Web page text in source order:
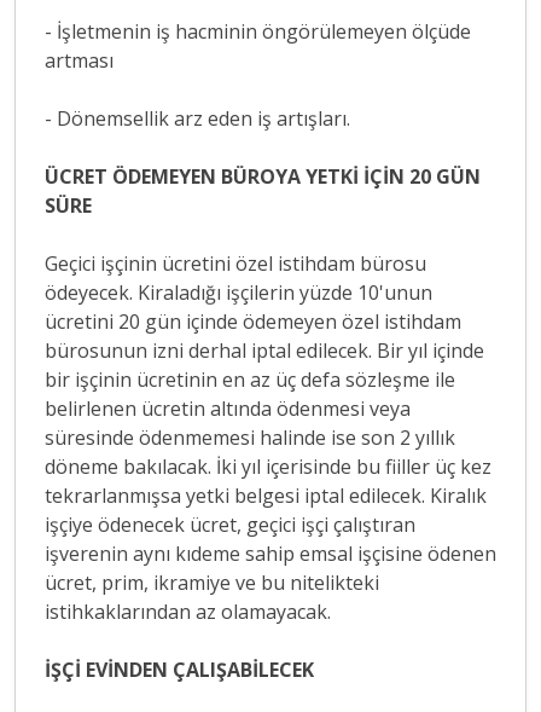
- İşletmenin iş hacminin öngörülemeyen ölçüde
artması
- Dönemsellik arz eden iş artışları.
ÜCRET ÖDEMEYEN BÜROYA YETKİ İÇİN 20 GÜN
SÜRE
Geçici işçinin ücretini özel istihdam bürosu
ödeyecek. Kiraladığı işçilerin yüzde 10'unun
ücretini 20 gün içinde ödemeyen özel istihdam
bürosunun izni derhal iptal edilecek. Bir yıl içinde
bir işçinin ücretinin en az üç defa sözleşme ile
belirlenen ücretin altında ödenmesi veya
süresinde ödenmemesi halinde ise son 2 yıllık
döneme bakılacak. İki yıl içerisinde bu fiiller üç kez
tekrarlanmışsa yetki belgesi iptal edilecek. Kiralık
işçiye ödenecek ücret, geçici işçi çalıştıran
işverenin aynı kıdeme sahip emsal işçisine ödenen
ücret, prim, ikramiye ve bu nitelikteki
istihkaklarından az olamayacak.
İŞÇİ EVİNDEN ÇALIŞABİLECEK